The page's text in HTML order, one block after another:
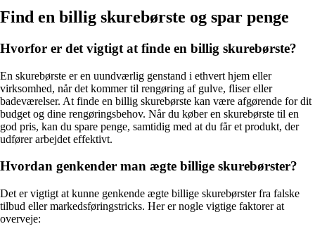
Find en billig skurebørste og spar penge
Hvorfor er det vigtigt at finde en billig skurebørste?
En skurebørste er en uundværlig genstand i ethvert hjem eller
virksomhed, når det kommer til rengøring af gulve, fliser eller
badeværelser. At finde en billig skurebørste kan være afgørende for dit
budget og dine rengøringsbehov. Når du køber en skurebørste til en
god pris, kan du spare penge, samtidig med at du får et produkt, der
udfører arbejdet effektivt.
Hvordan genkender man ægte billige skurebørster?
Det er vigtigt at kunne genkende ægte billige skurebørster fra falske
tilbud eller markedsføringstricks. Her er nogle vigtige faktorer at
overveje: